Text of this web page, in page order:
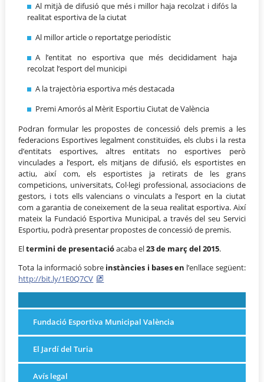
Al mitjà de difusió que més i millor haja recolzat i difós la
realitat esportiva de la ciutat
Al millor article o reportatge periodístic
A l’entitat no esportiva que més decididament haja
recolzat l’esport del municipi
A la trajectòria esportiva més destacada
Premi Amorós al Mèrit Esportiu Ciutat de València
Podran formular les propostes de concessió dels premis a les
federacions Esportives legalment constituïdes, els clubs i la resta
d’entitats esportives, altres entitats no esportives però
vinculades a l’esport, els mitjans de difusió, els esportistes en
actiu, així com, els esportistes ja retirats de les grans
competicions, universitats, Col·legi professional, associacions de
gestors, i tots ells valencians o vinculats a l’esport en la ciutat
com a garantia de coneixement de la seua realitat esportiva. Així
mateix la Fundació Esportiva Municipal, a través del seu Servici
Esportiu, podrà presentar propostes de concessió de premis.
Eltermini de presentacióacaba el23 de març del 2015.
Tota la informació sobre instàncies i bases en l’enllace següent:
http://bit.ly/1E0Q7CV
Fundació Esportiva Municipal València
El Jardí del Turia
Avís legal